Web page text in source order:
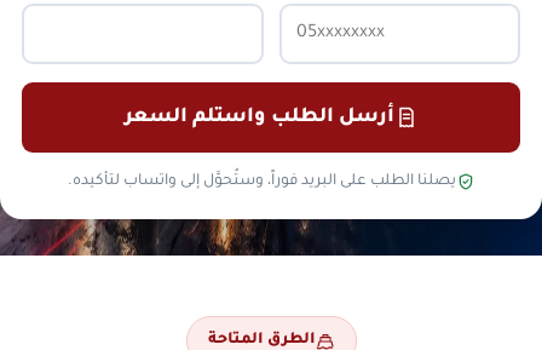
أرسل الطلب واستلم السعر
يصلنا الطلب على البريد فوراً، وستُحوَّل إلى واتساب لتأكيده.
الطرق المتاحة